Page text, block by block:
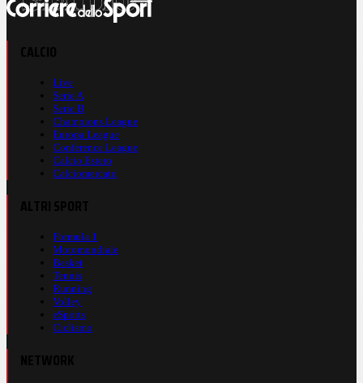
Live
Serie A
Serie B
Champions League
Europa League
Conference League
Calcio Estero
Calciomercato
Formula 1
Motomondiale
Basket
Tennis
Running
Volley
eSports
Ciclismo